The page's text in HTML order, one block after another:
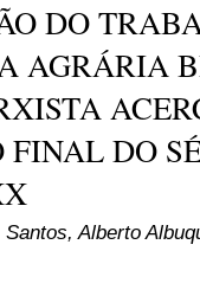
DO
AGRÁRIA
FINAL DO
Alberto